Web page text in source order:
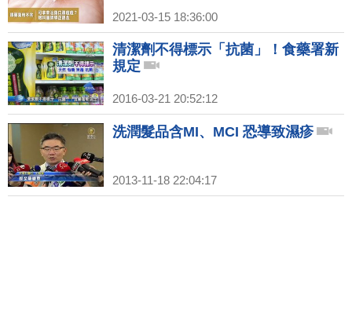
2021-03-15 18:36:00
清潔劑不得標示「抗菌」！食藥署新
規定
2016-03-21 20:52:12
洗潤髮品含MI、MCI 恐導致濕疹
2013-11-18 22:04:17